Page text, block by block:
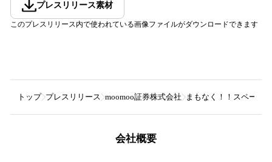
プレスリリース素材
このプレスリリース内で使われている画像ファイルがダウンロードできます
トップ プレスリリース moomoo証券株式会社 まもなく！！スペース
会社概要